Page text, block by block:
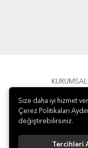
KURUMSAL
ÖDEME
Size daha iyi hizmet
Çerez Politikaları
değiştirebilirsiniz.
Tercihleri